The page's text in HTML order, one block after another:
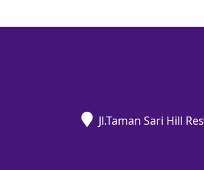
Jl.Taman Sari Hill